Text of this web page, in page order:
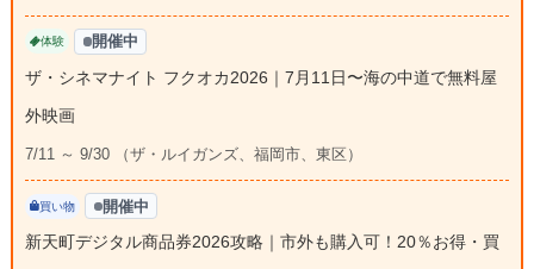
体験 開催中
ザ・シネマナイト フクオカ2026｜7月11日〜海の中道で無料屋
外映画
7/11 ～ 9/30 （ザ・ルイガンズ、福岡市、東区）
買い物 開催中
新天町デジタル商品券2026攻略｜市外も購入可！20％お得・買